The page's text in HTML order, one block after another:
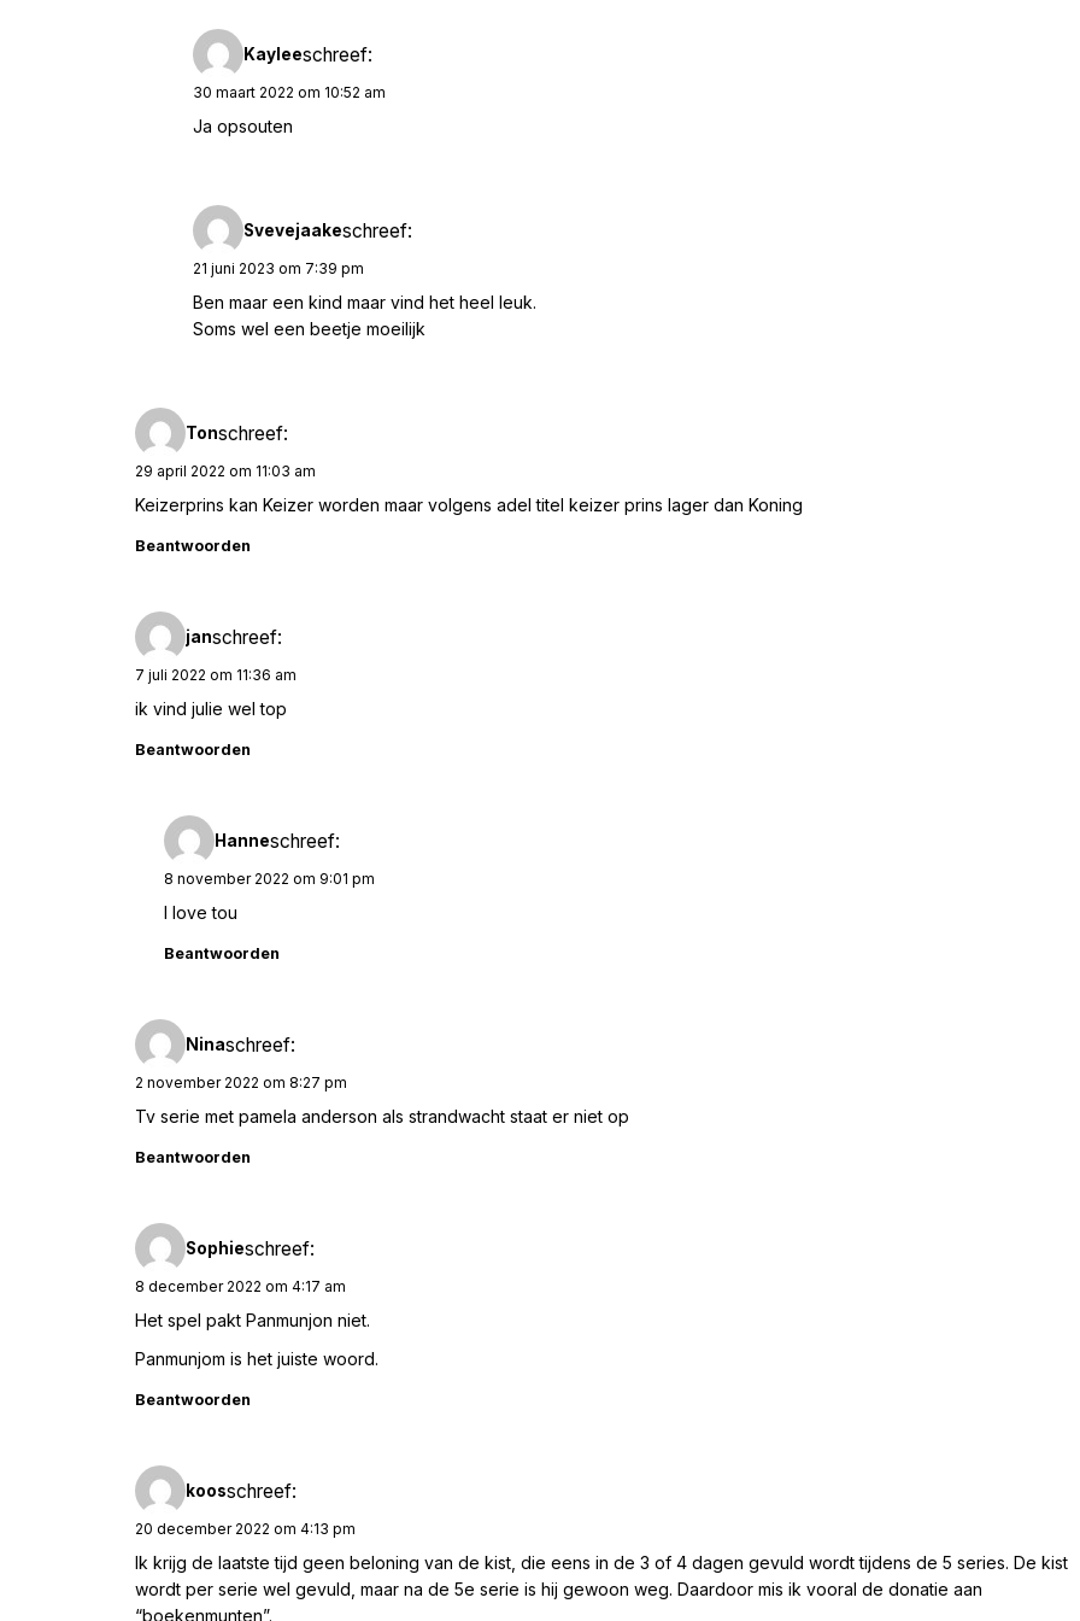
Kayleeschreef:
30 maart 2022 om 10:52 am
Ja opsouten
Svevejaakeschreef:
21 juni 2023 om 7:39 pm
Ben maar een kind maar vind het heel leuk.
Soms wel een beetje moeilijk
Tonschreef:
29 april 2022 om 11:03 am
Keizerprins kan Keizer worden maar volgens adel titel keizer prins lager dan Koning
Beantwoorden
janschreef:
7 juli 2022 om 11:36 am
ik vind julie wel top
Beantwoorden
Hanneschreef:
8 november 2022 om 9:01 pm
I love tou
Beantwoorden
Ninaschreef:
2 november 2022 om 8:27 pm
Tv serie met pamela anderson als strandwacht staat er niet op
Beantwoorden
Sophieschreef:
8 december 2022 om 4:17 am
Het spel pakt Panmunjon niet.
Panmunjom is het juiste woord.
Beantwoorden
koosschreef:
20 december 2022 om 4:13 pm
Ik krijg de laatste tijd geen beloning van de kist, die eens in de 3 of 4 dagen gevuld wordt tijdens de 5 series. De kist
wordt per serie wel gevuld, maar na de 5e serie is hij gewoon weg. Daardoor mis ik vooral de donatie aan
“boekenmunten”.